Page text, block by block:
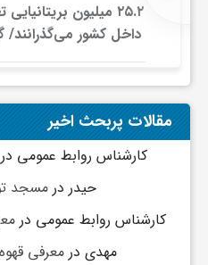
۲۵.۲ میلیون
داخل کشور می‌گذرانند/
جدید سفرهای
مقالات پربحث اخیر
کارشناس روابط عمومی در
حیدر درمسجد
کارشناس روابط عمومی در
مهدی درمعرفی